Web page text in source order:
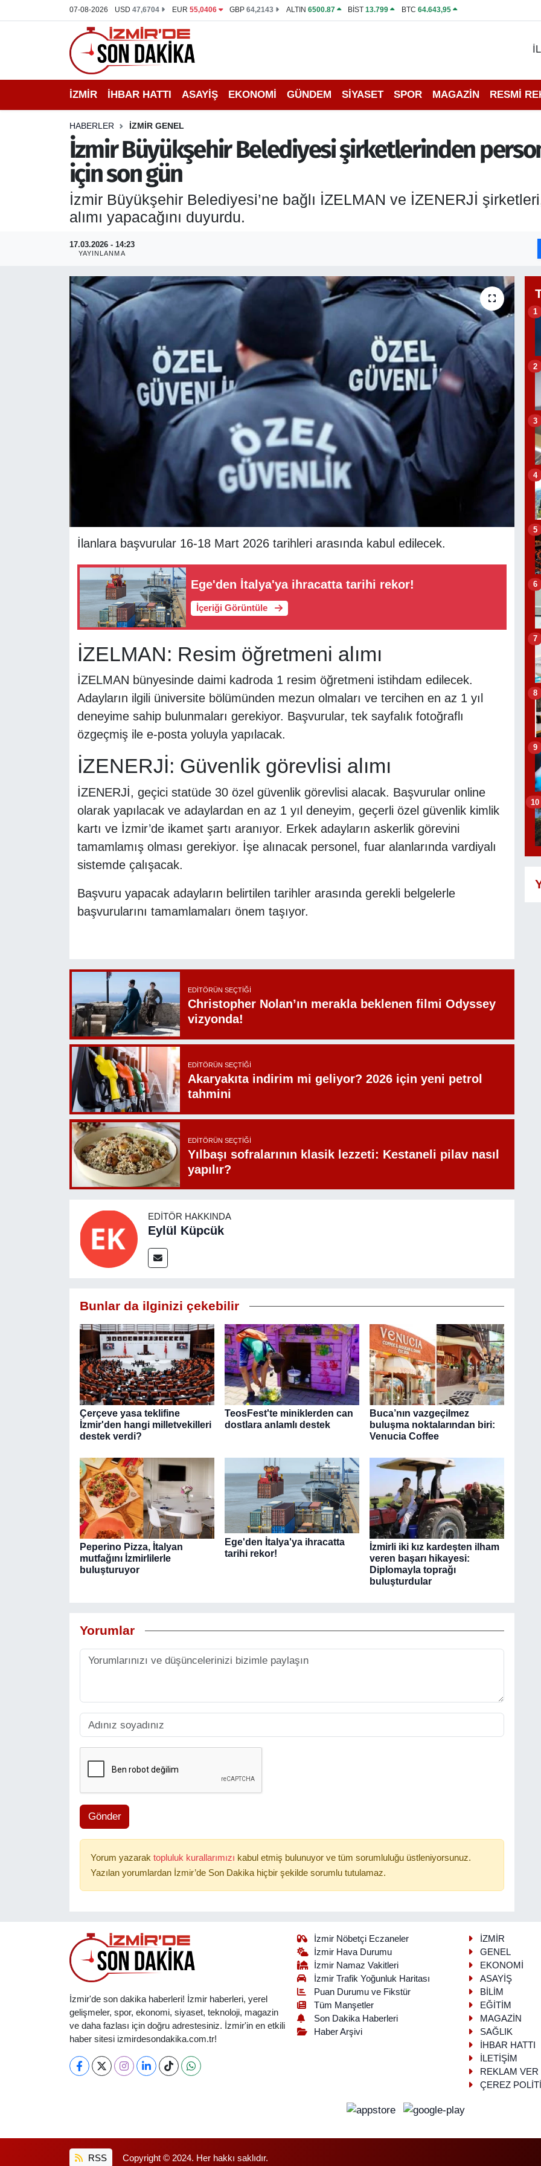
07-08-2026 USD47,6704 EUR 55,0406 GBP64,2143 ALTIN 6500.87 BİST13.799 BTC 64.643,95
İZMİR İHBAR HATTI ASAYİŞ EKONOMİ GÜNDEM SİYASET SPOR MAGAZİN RESMİ
HABERLER İZMİR GENEL
İzmir Büyükşehir Belediyesi şirketlerinden
için son gün
İzmir Büyükşehir Belediyesi’ne bağlı İZELMAN ve İZENERJİ
alımı yapacağını duyurdu.
17.03.2026 - 14:23
YAYINLANMA
İlanlara başvurular 16-18 Mart 2026 tarihleri arasında kabul edilecek.
Ege'den İtalya'ya ihracatta tarihi rekor!
İçeriği Görüntüle
İZELMAN: Resim öğretmeni alımı
İZELMAN bünyesinde daimi kadroda 1 resim öğretmeni istihdam edilecek.
Adayların ilgili üniversite bölümünden mezun olmaları ve tercihen en az 1 yıl
deneyime sahip bulunmaları gerekiyor. Başvurular, tek sayfalık fotoğraflı
özgeçmiş ile e-posta yoluyla yapılacak.
İZENERJİ: Güvenlik görevlisi alımı
İZENERJİ, geçici statüde 30 özel güvenlik görevlisi alacak. Başvurular online
olarak yapılacak ve adaylardan en az 1 yıl deneyim, geçerli özel güvenlik kimlik
kartı ve İzmir’de ikamet şartı aranıyor. Erkek adayların askerlik görevini
tamamlamış olması gerekiyor. İşe alınacak personel, fuar alanlarında vardiyalı
sistemde çalışacak.
Başvuru yapacak adayların belirtilen tarihler arasında gerekli belgelerle
başvurularını tamamlamaları önem taşıyor.
EDITÖRÜN SEÇTIĞI
Christopher Nolan’ın merakla beklenen filmi Odyssey
vizyonda!
EDITÖRÜN SEÇTIĞI
Akaryakıta indirim mi geliyor? 2026 için yeni petrol
tahmini
EDITÖRÜN SEÇTIĞI
Yılbaşı sofralarının klasik lezzeti: Kestaneli pilav nasıl
yapılır?
EDITÖR HAKKINDA
Eylül Küpcük
Bunlar da ilginizi çekebilir
Çerçeve yasa teklifine
İzmir'den hangi milletvekilleri
destek verdi?
TeosFest'te miniklerden can
dostlara anlamlı destek
Buca’nın vazgeçilmez
buluşma noktalarından biri:
Venucia Coffee
Peperino Pizza, İtalyan
mutfağını İzmirlilerle
buluşturuyor
Ege'den İtalya'ya ihracatta
tarihi rekor!
İzmirli iki kız kardeşten ilham
veren başarı hikayesi:
Diplomayla toprağı
buluşturdular
Yorumlar
Gönder
Yorum yazarak topluluk kurallarımızı kabul etmiş bulunuyor ve tüm sorumluluğu üstleniyorsunuz.
Yazılan yorumlardan İzmir’de Son Dakika hiçbir şekilde sorumlu tutulamaz.
1
2
3
4
5
6
7
8
9
10
İzmir'de son dakika haberleri! İzmir haberleri, yerel
gelişmeler, spor, ekonomi, siyaset, teknoloji, magazin
ve daha fazlası için doğru adrestesiniz. İzmir'in en etkili
haber sitesi izmirdesondakika.com.tr!
İzmir Nöbetçi Eczaneler
İzmir Hava Durumu
İzmir Namaz Vakitleri
İzmir Trafik Yoğunluk Haritası
Puan Durumu ve Fikstür
Tüm Manşetler
Son Dakika Haberleri
Haber Arşivi
İZMİR
GENEL
EKONOMİ
ASAYİŞ
BİLİM
EĞİTİM
MAGAZİN
SAĞLIK
İHBAR HATTI
İLETİŞİM
REKLAM VER
ÇEREZ
RSS Copyright © 2024. Her hakkı saklıdır.
İHBAR HATTI
DEPREM
EKONOMİ
SİYASET
RESMİ REKLAM
İzmir Nöbetçi Eczaneler
İzmir Hava Durumu
İzmir Namaz Vakitleri
İzmir Trafik Yoğunluk Haritası
Puan Durumu ve Fikstür
Tüm Manşetler